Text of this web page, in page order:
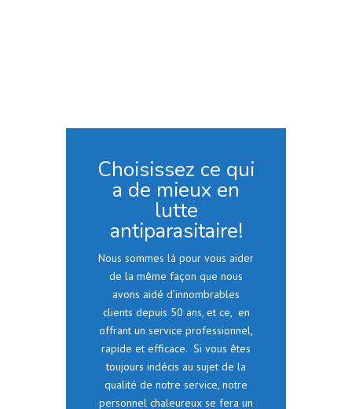
Choisissez ce qui
a de mieux en
lutte
antiparasitaire!
Nous sommes là pour vous aider
de la même façon que nous
avons aidé d’innombrables
clients depuis 50 ans, et ce, en
offrant un service professionnel,
rapide et efficace. Si vous êtes
toujours indécis au sujet de la
qualité de notre service, notre
personnel chaleureux se fera un